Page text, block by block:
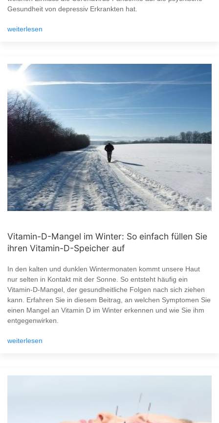
Gesundheit von depressiv Erkrankten hat.
weiterlesen
Vitamin-D-Mangel im Winter: So einfach füllen Sie
ihren Vitamin-D-Speicher auf
In den kalten und dunklen Wintermonaten kommt unsere Haut
nur selten in Kontakt mit der Sonne. So entsteht häufig ein
Vitamin-D-Mangel, der gesundheitliche Folgen nach sich ziehen
kann. Erfahren Sie in diesem Beitrag, an welchen Symptomen Sie
einen Mangel an Vitamin D im Winter erkennen und wie Sie ihm
entgegenwirken.
weiterlesen